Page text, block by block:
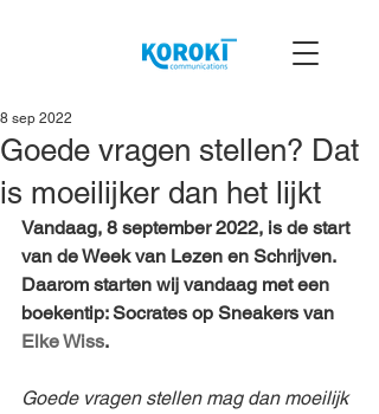
Goede vragen stellen? Dat
is moeilijker dan het lijkt
8 sep 2022
Vandaag, 8 september 2022, is de start
van de Week van Lezen en Schrijven.
Daarom starten wij vandaag met een
boekentip: Socrates op Sneakers van
Elke Wiss.
Goede vragen stellen mag dan moeilijk